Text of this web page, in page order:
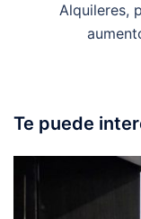
Alquileres,
Te puede